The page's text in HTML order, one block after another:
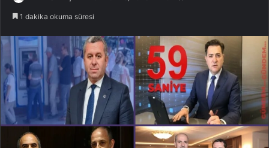
1 dakika okuma süresi